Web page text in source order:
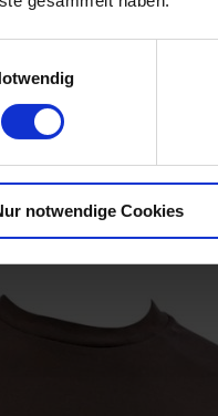
notwendige Cookies